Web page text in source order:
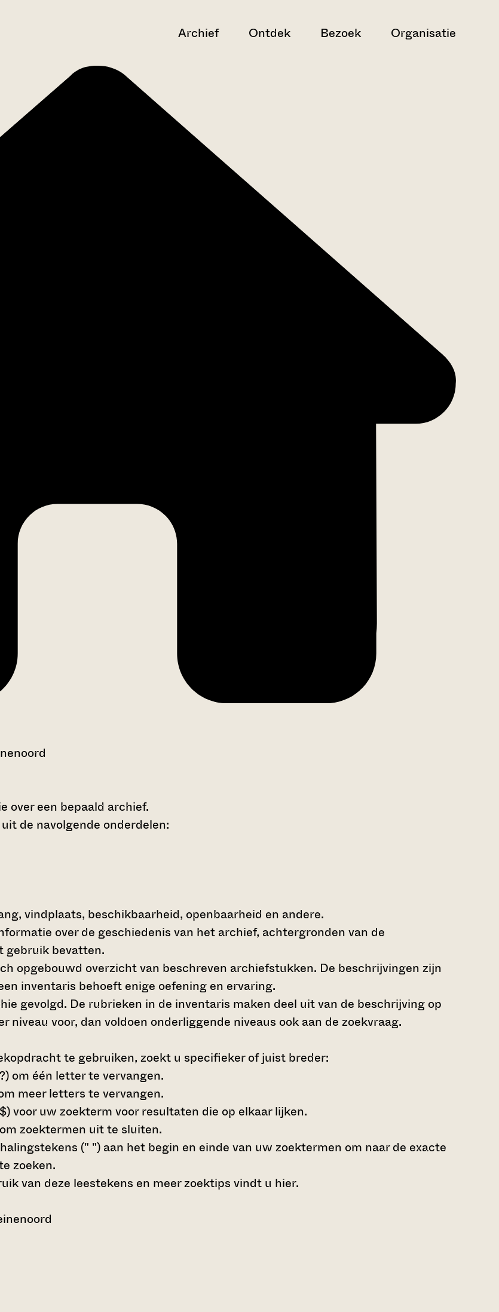
Archief Ontdek Bezoek Organisatie
over een bepaald archief.
de navolgende onderdelen:
vindplaats, beschikbaarheid, openbaarheid en andere.
over de geschiedenis van het archief, achtergronden van de
gebruik bevatten.
opgebouwd overzicht van beschreven archiefstukken. De beschrijvingen zijn
inventaris behoeft enige oefening en ervaring.
gevolgd. De rubrieken in de inventaris maken deel uit van de beschrijving op
niveau voor, dan voldoen onderliggende niveaus ook aan de zoekvraag.
te gebruiken, zoekt u specifieker of juist breder:
om één letter te vervangen.
meer letters te vervangen.
voor uw zoekterm voor resultaten die op elkaar lijken.
om zoektermen uit te sluiten.
(" ") aan het begin en einde van uw zoektermen om naar de exacte
zoeken.
van deze leestekens en meer zoektips vindt u hier.